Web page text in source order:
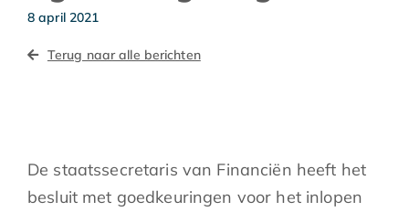
Actueel
8 april 2021
Terug naar alle berichten
De staatssecretaris van Financiën heeft het
besluit met goedkeuringen voor het inlopen